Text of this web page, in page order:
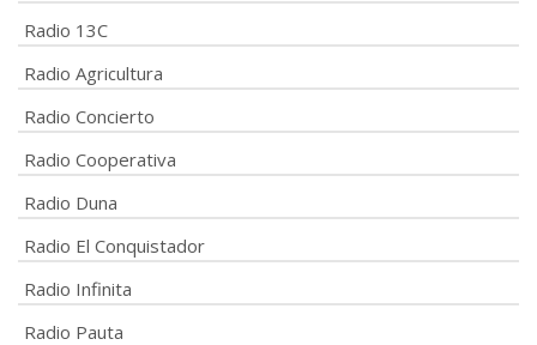
Radio 13C
Radio Agricultura
Radio Concierto
Radio Cooperativa
Radio Duna
Radio El Conquistador
Radio Infinita
Radio Pauta